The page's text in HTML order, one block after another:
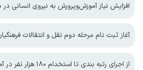
افزایش نیاز آموزش‌وپرورش به نیروی انسانی
آغاز ثبت نام مرحله دوم نقل و انتقالات فرهنگیان از ۲۰ مرداد
از اجرای رتبه بندی تا استخدام ۱۸۰ هزار نفر در آموزش و پرورش